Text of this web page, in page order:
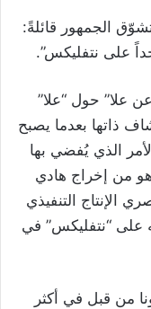
الجمهور قائلةً:
على نتفليكس”.
علا” حول “علا”
ذاتها بعدما يصبح
الذي يُفضي بها
من إخراج هادي
الإنتاج التنفيذي
على “نتفليكس” في
من قبل في أكثر